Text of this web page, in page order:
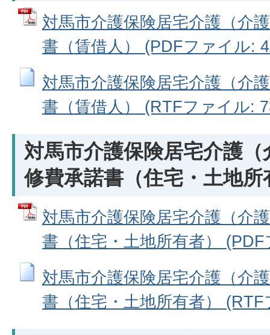
対馬市介護保険居宅介護（介
書（賃借人） (PDFファイル:
対馬市介護保険居宅介護（介
書（賃借人） (RTFファイル:
対馬市介護保険居宅介護
修費承諾書（住宅・土地所
対馬市介護保険居宅介護（介
書（住宅・土地所有者）
対馬市介護保険居宅介護（介
書（住宅・土地所有者）